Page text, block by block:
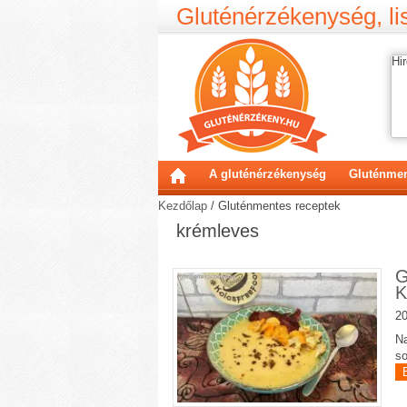
Gluténérzékenység,
A gluténérzékenység
Kezdőlap / Gluténmentes receptek
krémleves